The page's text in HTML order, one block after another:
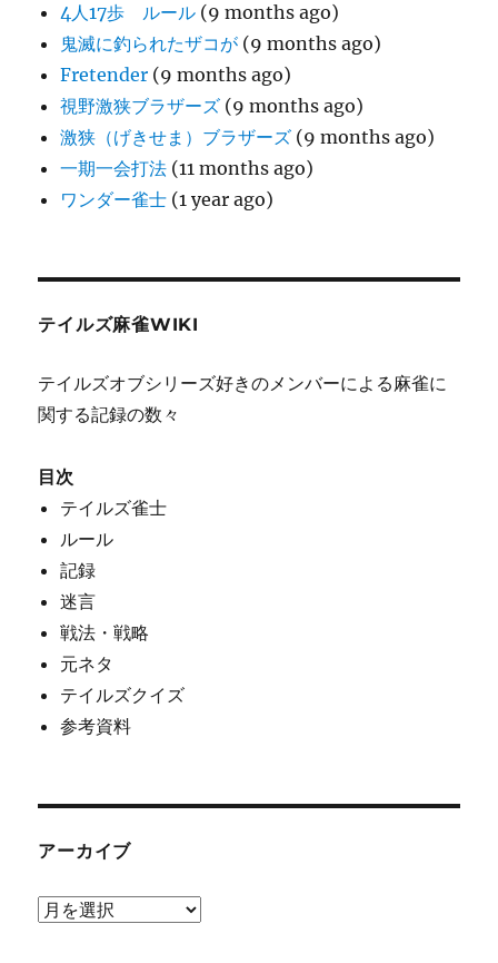
4人17歩 ルール (9 months ago)
鬼滅に釣られたザコが (9 months ago)
Fretender (9 months ago)
視野激狭ブラザーズ (9 months ago)
激狭（げきせま）ブラザーズ (9 months ago)
一期一会打法 (11 months ago)
ワンダー雀士 (1 year ago)
テイルズ麻雀WIKI
テイルズオブシリーズ好きのメンバーによる麻雀に
関する記録の数々
目次
テイルズ雀士
ルール
記録
迷言
戦法・戦略
元ネタ
テイルズクイズ
参考資料
アーカイブ
ア